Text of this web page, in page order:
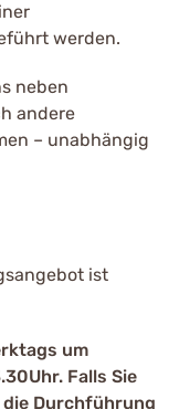
werden.
neben
andere
– unabhängig
ist
um
Falls Sie
Durchführung